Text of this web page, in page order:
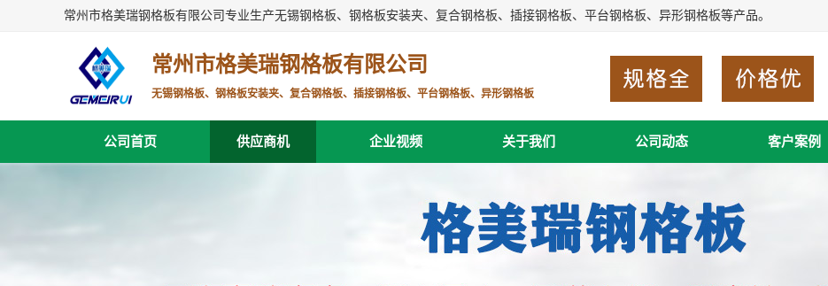
常州市格美瑞钢格板有限公司专业生产无锡钢格板、钢格板安装夹、复合钢格板、插接钢格板、平台钢格板、异形钢格板等产品。
常州市格美瑞钢格板有限公司
无锡钢格板、钢格板安装夹、复合钢格板、插接钢格板、平台钢格板、异形钢格板
公司首页 供应商机 企业视频 关于我们 公司动态 客户案例